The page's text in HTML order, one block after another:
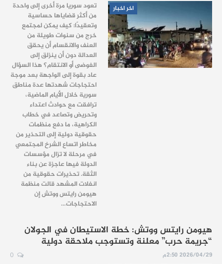
اخر اخبار
تعود سوريا مرة أخرى إلى واحدة
من أكثر قضاياها حساسية
وتعقيدًا: كيف يمكن لمجتمع
خرج من سنوات طويلة من
العنف والانقسام أن يحقق
العدالة دون أن ينزلق إلى
الفوضى أو الانتقام؟ هذا السؤال
عاد بقوة إلى الواجهة بعد موجة
احتجاجات شهدتها عدة مناطق
سورية خلال الأيام الماضية،
ترافقت مع حوادث اعتداء
وتحريض وتصاعد في خطاب
الكراهية، ما دفع منظمات
حقوقية دولية إلى التحذير من
مخاطر اتساع الشرخ المجتمعي
في مرحلة لا تزال مؤسسات
الدولة فيها عاجزة عن بناء
الثقة. تحذيرات حقوقية من
انفلات المشهد قالت منظمة
هيومن رايتس ووتش إن
الاحتجاجات…
هيومن رايتس ووتش: خطة الاستيطان في الجولان
“جريمة حرب” معلنة وتستوجب ملاحقة دولية
2026/04/29 2:50م